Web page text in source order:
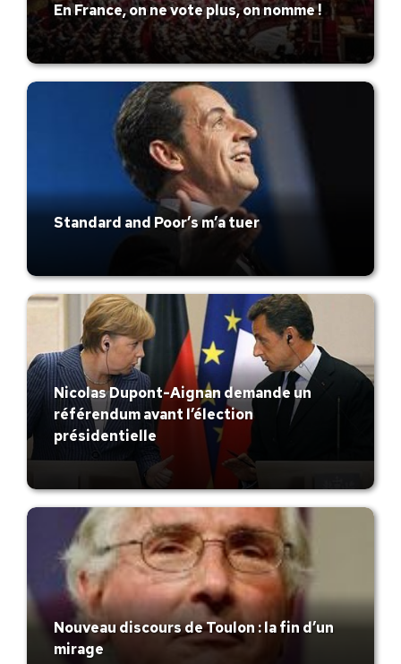
En France, on ne vote plus, on nomme !
Standard and Poor’s m’a tuer
Nicolas Dupont-Aignan demande un
référendum avant l’élection
présidentielle
Nouveau discours de Toulon : la fin d’un
mirage